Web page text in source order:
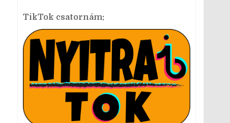
TikTok csatornám: